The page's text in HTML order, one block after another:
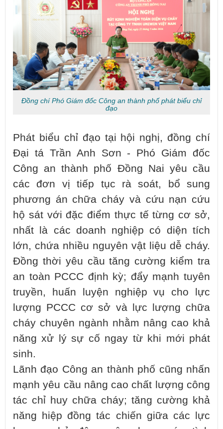
Đồng chí Phó Giám đốc Công an thành phố phát biểu chỉ
đạo
Phát biểu chỉ đạo tại hội nghị, đồng chí
Đại tá Trần Anh Sơn - Phó Giám đốc
Công an thành phố Đồng Nai yêu cầu
các đơn vị tiếp tục rà soát, bổ sung
phương án chữa cháy và cứu nạn cứu
hộ sát với đặc điểm thực tế từng cơ sở,
nhất là các doanh nghiệp có diện tích
lớn, chứa nhiều nguyên vật liệu dễ cháy.
Đồng thời yêu cầu tăng cường kiểm tra
an toàn PCCC định kỳ; đẩy mạnh tuyên
truyền, huấn luyện nghiệp vụ cho lực
lượng PCCC cơ sở và lực lượng chữa
cháy chuyên ngành nhằm nâng cao khả
năng xử lý sự cố ngay từ khi mới phát
sinh.
Lãnh đạo Công an thành phố cũng nhấn
mạnh yêu cầu nâng cao chất lượng công
tác chỉ huy chữa cháy; tăng cường khả
năng hiệp đồng tác chiến giữa các lực